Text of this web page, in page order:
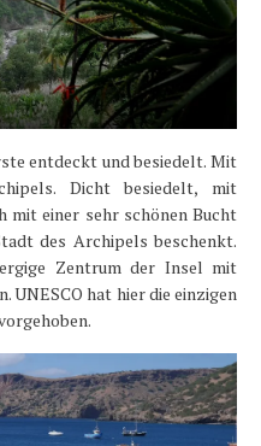
entdeckt und besiedelt. Mit
Dicht besiedelt, mit
mit einer sehr schönen Bucht
des Archipels beschenkt.
Zentrum der Insel mit
UNESCO hat hier die einzigen